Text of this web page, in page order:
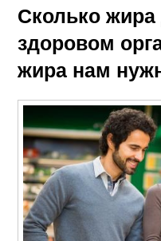
Сколько
здоровом
жира нам